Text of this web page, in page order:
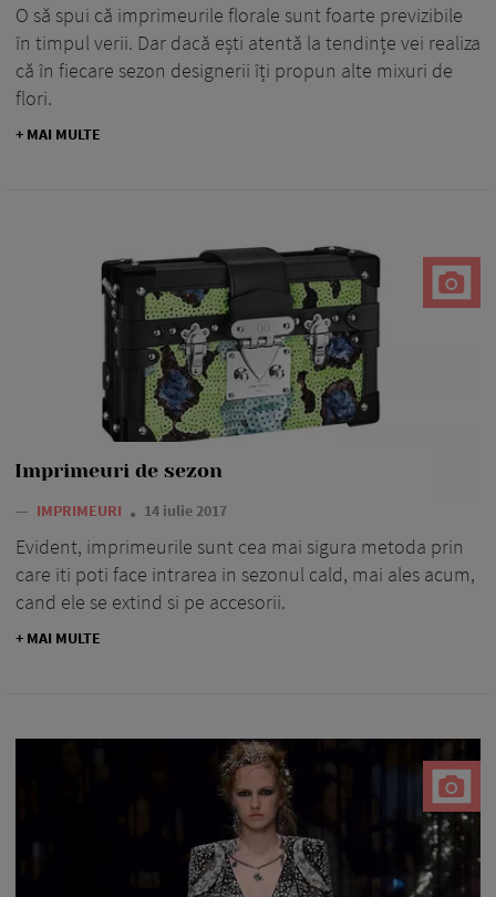
O să spui că imprimeurile florale sunt foarte previzibile
în timpul verii. Dar dacă ești atentă la tendințe vei realiza
că în fiecare sezon designerii îți propun alte mixuri de
flori.
+ MAI MULTE
Imprimeuri de sezon
— IMPRIMEURI 14 iulie 2017
Evident, imprimeurile sunt cea mai sigura metoda prin
care iti poti face intrarea in sezonul cald, mai ales acum,
cand ele se extind si pe accesorii.
+ MAI MULTE